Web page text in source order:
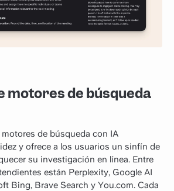
motores de búsqueda
motores de búsqueda con IA
y ofrece a los usuarios un sinfín de
su investigación en línea. Entre
están Perplexity, Google AI
Bing, Brave Search y You.com. Cada